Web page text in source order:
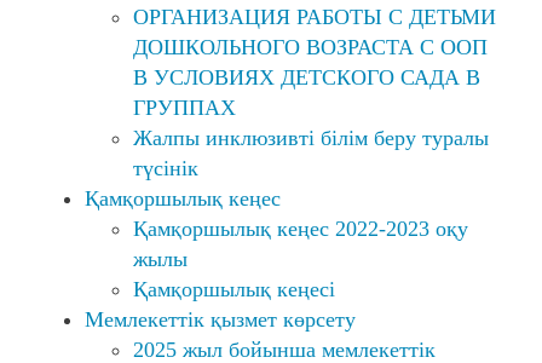
ОРГАНИЗАЦИЯ РАБОТЫ С ДЕТЬМИ
ДОШКОЛЬНОГО ВОЗРАСТА С ООП
В УСЛОВИЯХ ДЕТСКОГО САДА В
ГРУППАХ
Жалпы инклюзивті білім беру туралы
түсінік
Қамқоршылық кеңес
Қамқоршылық кеңес 2022-2023 оқу
жылы
Қамқоршылық кеңесі
Мемлекеттік қызмет көрсету
2025 жыл бойынша мемлекеттік